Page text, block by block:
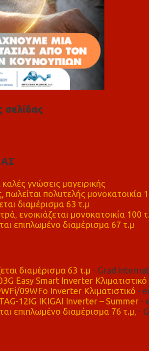
σελίδας
γνώσεις μαγειρικής
πολυτελής μονοκατοικία
διαμέρισμα 63 τ.μ
ενοικιάζεται μονοκατοικία 100
επιπλωμένο διαμέρισμα 67 τ.μ
διαμέρισμα 63 τ.μ - Grad
Easy Smart Inverter Κλιματιστικό
09WFo Inverter Κλιματιστικό -
12IG IKIGAI Inverter – Summer-
επιπλωμένο διαμέρισμα 76 τ.μ, -